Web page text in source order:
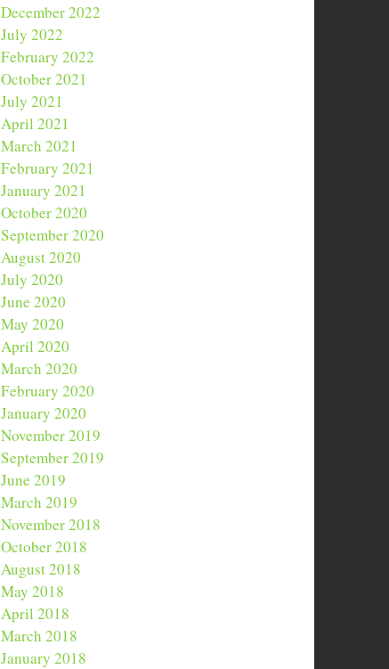
December 2022
July 2022
February 2022
October 2021
July 2021
April 2021
March 2021
February 2021
January 2021
October 2020
September 2020
August 2020
July 2020
June 2020
May 2020
April 2020
March 2020
February 2020
January 2020
November 2019
September 2019
June 2019
March 2019
November 2018
October 2018
August 2018
May 2018
April 2018
March 2018
January 2018